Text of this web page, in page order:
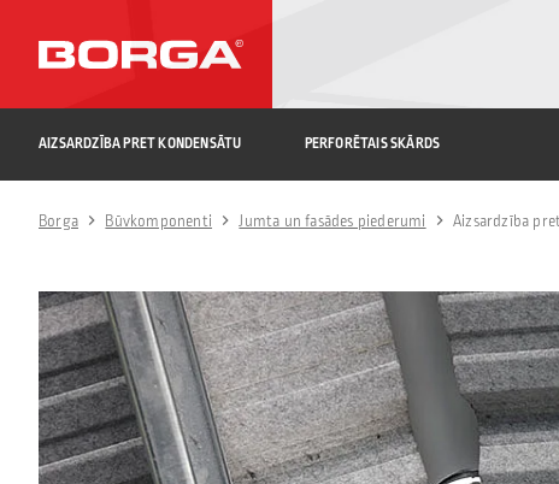
AIZSARDZĪBA PRET KONDENSĀTU PERFORĒTAIS SKĀRDS
Borga Būvkomponenti Jumta un fasādes piederumi Aizsardzība